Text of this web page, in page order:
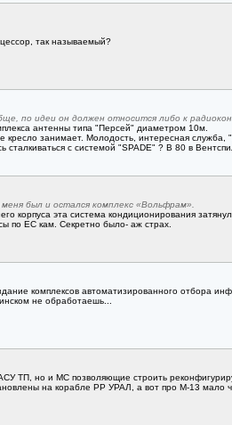
так называемый?
по идеи он должен относится либо к
антенны типа "Персей" диаметром 10м.
кресло занимает. Молодость, интересная
сталкиваться с системой "SPADE" ? В 80 в
был и остался комплекс «Вольфрам».
корпуса эта система кондиционирования
по ЕС кам. Секретно было- аж страх.
комплексов автоматизированного отбора
не обработаешь...
ТП, но и МС позволяющие строить
на корабле РР УРАЛ, а вот про М-13 мало